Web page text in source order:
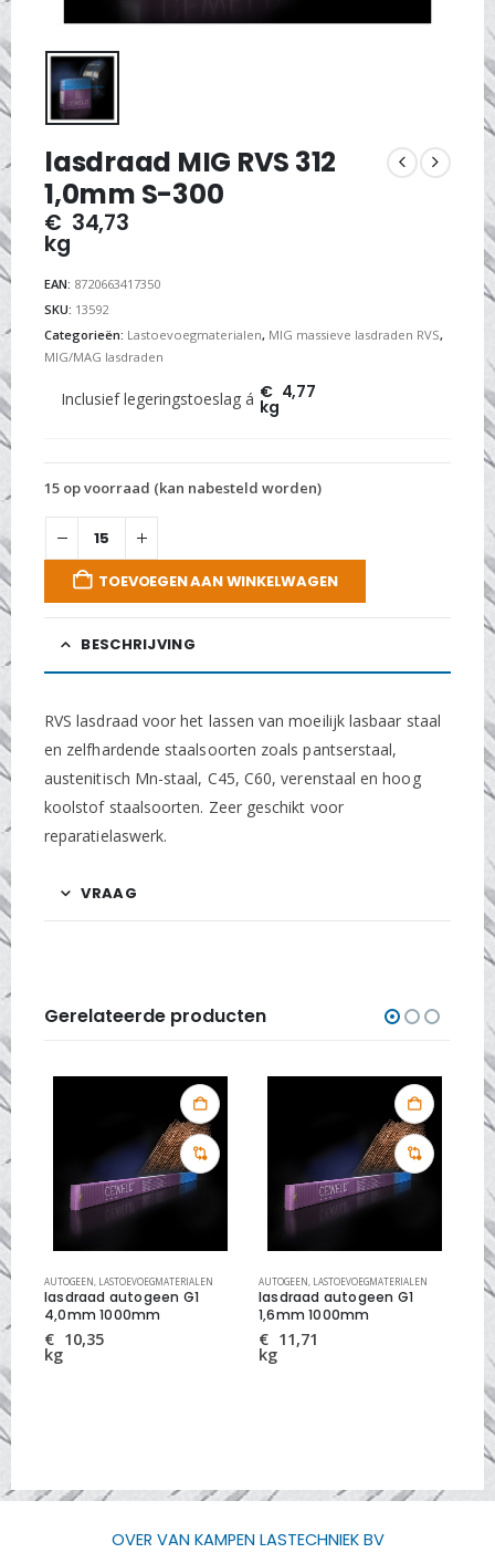
lasdraad MIG RVS 312
1,0mm S-300
€ 34,73
kg
EAN: 8720663417350
SKU: 13592
Categorieën: Lastoevoegmaterialen, MIG massieve lasdraden RVS,
MIG/MAG lasdraden
Inclusief legeringstoeslag á € 4,77
kg
15 op voorraad (kan nabesteld worden)
TOEVOEGEN AAN WINKELWAGEN
BESCHRIJVING
RVS lasdraad voor het lassen van moeilijk lasbaar staal
en zelfhardende staalsoorten zoals pantserstaal,
austenitisch Mn-staal, C45, C60, verenstaal en hoog
koolstof staalsoorten. Zeer geschikt voor
reparatielaswerk.
VRAAG
Gerelateerde producten
AUTOGEEN, LASTOEVOEGMATERIALEN
lasdraad autogeen G1
4,0mm 1000mm
€ 10,35
kg
AUTOGEEN, LASTOEVOEGMATERIALEN
lasdraad autogeen G1
1,6mm 1000mm
€ 11,71
kg
OVER VAN KAMPEN LASTECHNIEK BV